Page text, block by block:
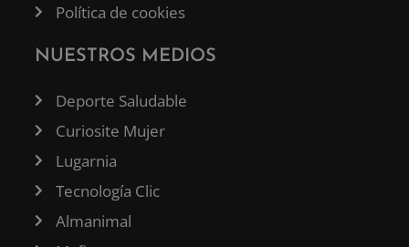
Política de cookies
NUESTROS MEDIOS
Deporte Saludable
Curiosite Mujer
Lugarnia
Tecnología Clic
Almanimal